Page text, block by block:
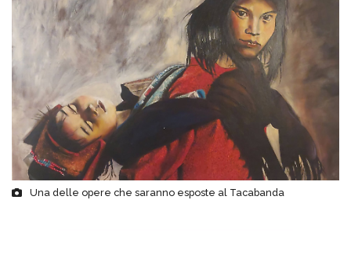
Una delle opere che saranno esposte al Tacabanda